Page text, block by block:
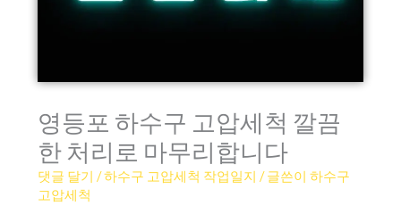
영등포 하수구 고압세척 깔끔
한 처리로 마무리합니다
댓글 달기 /하수구 고압세척 작업일지 / 글쓴이하수구
고압세척